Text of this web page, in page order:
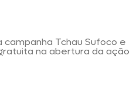
Tchau Sufoco e
na abertura da ação